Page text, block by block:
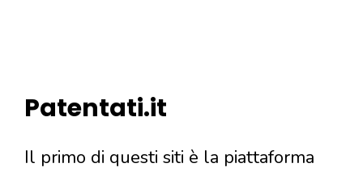
Patentati.it
Il primo di questi siti è la piattaforma